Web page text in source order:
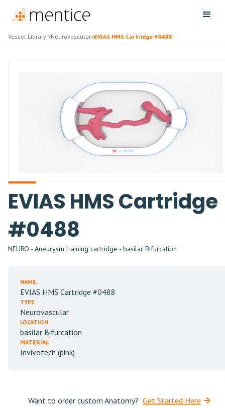
Vessel Library >Neurovascular>EVIAS HMS Cartridge #0488
EVIAS HMS Cartridge
#0488
NEURO - Aneurysm training cartridge - basilar Bifurcation
NAME.
EVIAS HMS Cartridge #0488
TYPE
Neurovascular
LOCATION
basilar Bifurcation
MATERIAL
Invivotech (pink)
Want to order custom Anatomy? Get Started Here